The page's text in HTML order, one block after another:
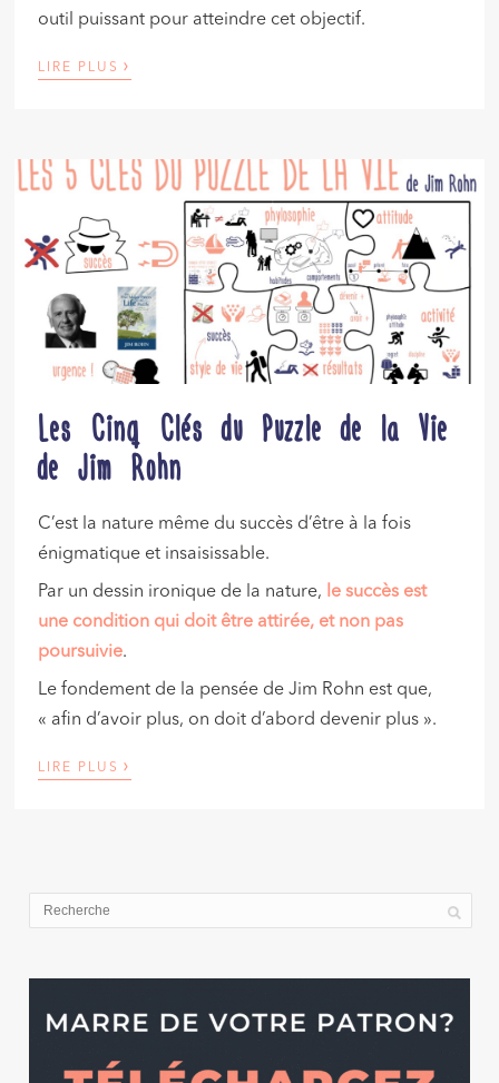
outil puissant pour atteindre cet objectif.
LIRE PLUS ›
Les Cinq Clés du Puzzle de la Vie
de Jim Rohn
C’est la nature même du succès d’être à la fois
énigmatique et insaisissable.
Par un dessin ironique de la nature,
le succès est
une condition qui doit être attirée, et non pas
poursuivie.
Le fondement de la pensée de Jim Rohn est que,
« afin d’avoir plus, on doit d’abord devenir plus ».
LIRE PLUS ›